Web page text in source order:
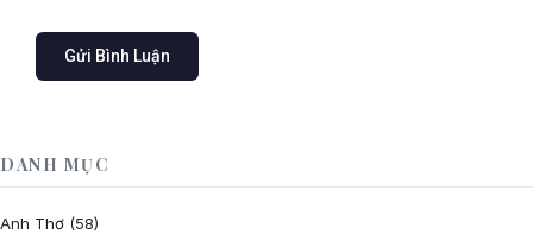
DANH MỤC
Anh Thơ (58)